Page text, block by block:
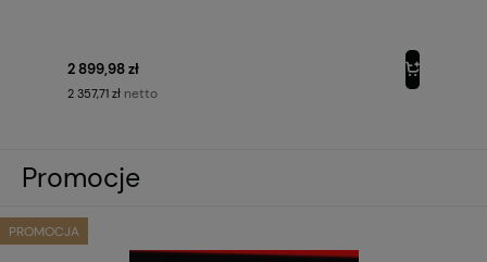
2 899,98 zł
2 357,71 zł netto
Promocje
PROMOCJA